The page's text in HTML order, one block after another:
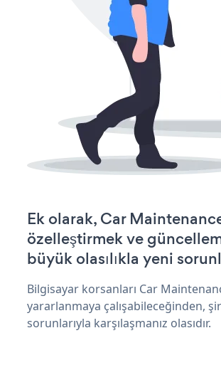
Ek olarak, Car
özelleştirmek ve
büyük olasılıkla yeni
Bilgisayar korsanları Car
yararlanmaya çalışabileceğinden,
sorunlarıyla karşılaşmanız olasıdır.